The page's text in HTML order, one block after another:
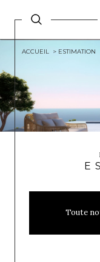
ACCUEIL ESTIMATION
Toute